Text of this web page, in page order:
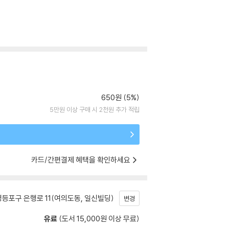
650원 (5%)
5만원 이상 구매 시 2천원 추가 적립
카드/간편결제 혜택을 확인하세요
포구 은행로 11(여의도동, 일신빌딩) 변경
유료 (도서 15,000원 이상 무료)